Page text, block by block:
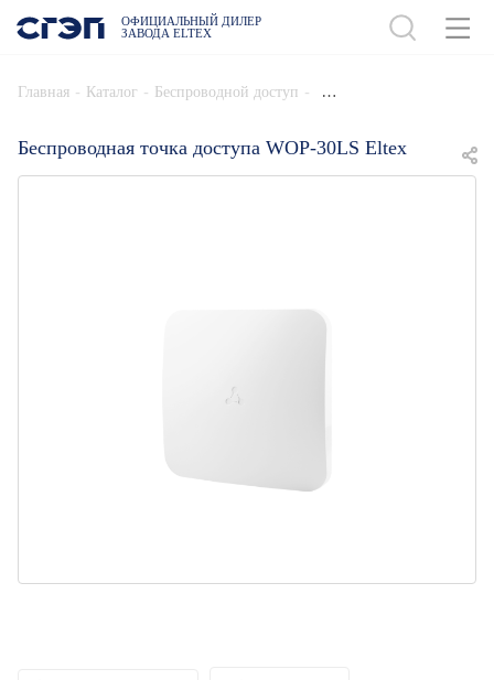
ОФИЦИАЛЬНЫЙ ДИЛЕР
ЗАВОДА ELTEX
Главная - Каталог - Беспроводной доступ -
Беспроводная точка доступа WOP-30LS Eltex